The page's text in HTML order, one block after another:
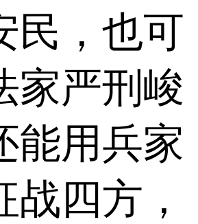
民，也可
家严刑峻
能用兵家
战四方，